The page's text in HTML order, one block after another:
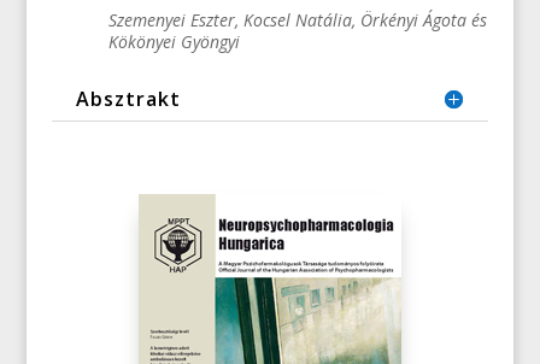
Szemenyei Eszter, Kocsel Natália, Örkényi Ágota és
Kökönyei Gyöngyi
Absztrakt